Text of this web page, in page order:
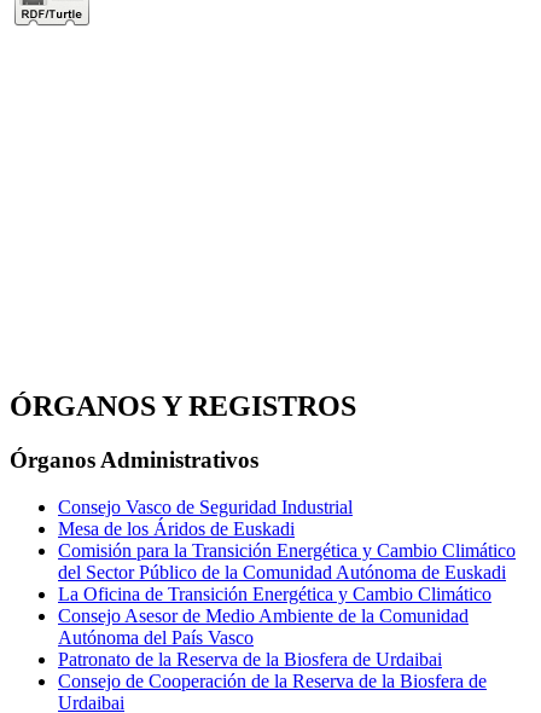
ÓRGANOS Y REGISTROS
Órganos Administrativos
Consejo Vasco de Seguridad Industrial
Mesa de los Áridos de Euskadi
Comisión para la Transición Energética y Cambio Climático
del Sector Público de la Comunidad Autónoma de Euskadi
La Oficina de Transición Energética y Cambio Climático
Consejo Asesor de Medio Ambiente de la Comunidad
Autónoma del País Vasco
Patronato de la Reserva de la Biosfera de Urdaibai
Consejo de Cooperación de la Reserva de la Biosfera de
Urdaibai